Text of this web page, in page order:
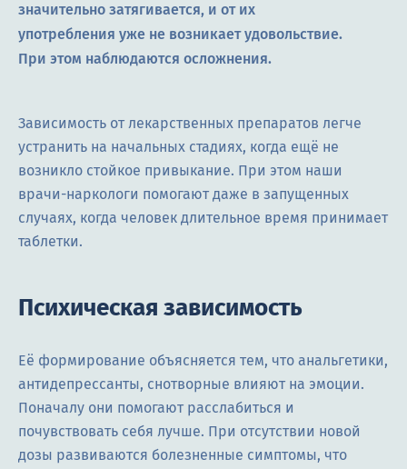
значительно затягивается, и от их
употребления уже не возникает удовольствие.
При этом наблюдаются осложнения.
Зависимость от лекарственных препаратов легче
устранить на начальных стадиях, когда ещё не
возникло стойкое привыкание. При этом наши
врачи-наркологи помогают даже в запущенных
случаях, когда человек длительное время принимает
таблетки.
Психическая зависимость
Её формирование объясняется тем, что анальгетики,
антидепрессанты, снотворные влияют на эмоции.
Поначалу они помогают расслабиться и
почувствовать себя лучше. При отсутствии новой
дозы развиваются болезненные симптомы, что